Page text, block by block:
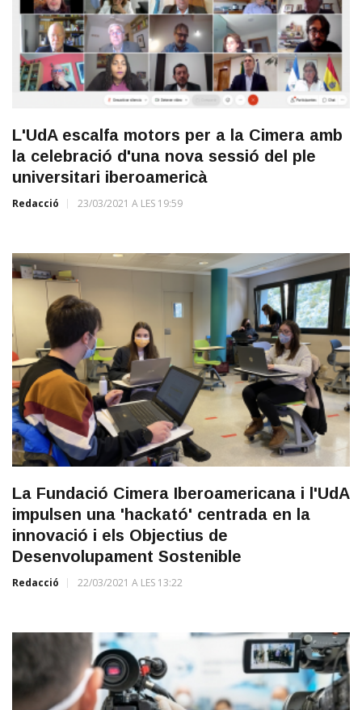
L'UdA escalfa motors per a la Cimera amb
la celebració d'una nova sessió del ple
universitari iberoamericà
Redacció 23/03/2021 A LES 19:59
La Fundació Cimera Iberoamericana i l'UdA
impulsen una 'hackató' centrada en la
innovació i els Objectius de
Desenvolupament Sostenible
Redacció 22/03/2021 A LES 13:22